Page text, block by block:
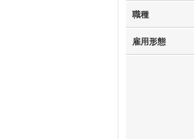
職種
雇用形態